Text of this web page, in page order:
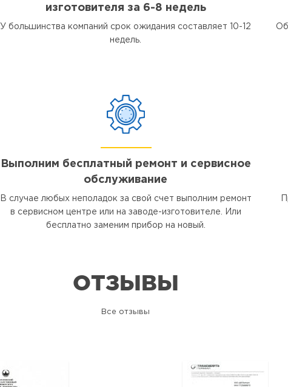
изготовителя за 6-8 недель
У большинства компаний срок ожидания составляет 10-12
недель.
Выполним бесплатный ремонт и сервисное
обслуживание
В случае любых неполадок за свой счет выполним ремонт
в сервисном центре или на заводе-изготовителе. Или
бесплатно заменим прибор на новый.
ОТЗЫВЫ
Все отзывы